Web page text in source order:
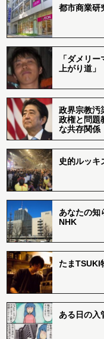
都市商業研
「ダメリ
上がり道」
政界宗教汚
政権と問題
な共存関係
史的ルッキ
あなたの知
NHK
たまTSUKI
ある日の入